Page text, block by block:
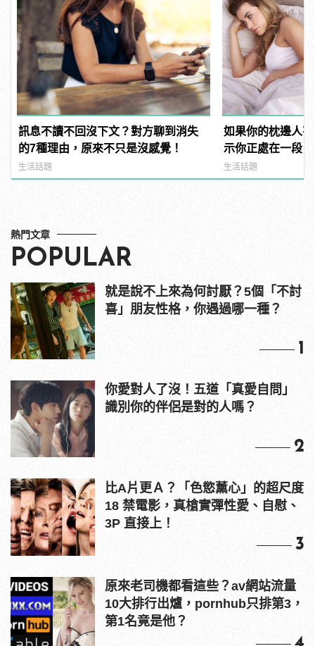
訊息不讀不回沒下文？對方聊到消失
的7種理由，原來不只是沒感覺！
生活話題
如果你的枕邊人
示你正處在一段
中！快逃啊！
生活話題
熱門文章
POPULAR
就是說不上來為何討厭？5個「不討
喜」朋友性格，你遇過哪一種？
1
你愛對人了沒！五道「真愛自問」
識別你的伴侶是對的人嗎？
2
比A片更Ａ？「色慾薰心」的超尺度
18 禁電影，真槍實彈性愛、自慰、
3P 直接上！
3
原來老司機都看這些？av網站流量
10大排行出爐，pornhub只排第3，
第1名竟是他？